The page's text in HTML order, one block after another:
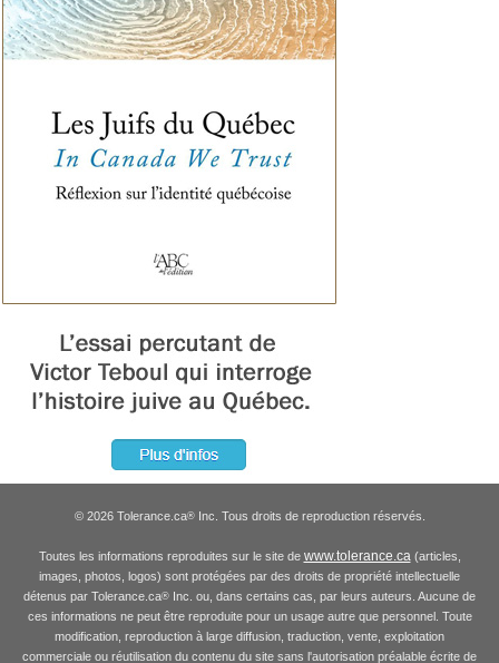
© 2026 Tolerance.ca®Inc. Tous droits de reproduction réservés.
Toutes les informations reproduites sur le site de www.tolerance.ca (articles,
images, photos, logos) sont protégées par des droits de propriété intellectuelle
détenus par Tolerance.ca® Inc. ou, dans certains cas, par leurs auteurs. Aucune de
ces informations ne peut être reproduite pour un usage autre que personnel. Toute
modification, reproduction à large diffusion, traduction, vente, exploitation
commerciale ou réutilisation du contenu du site sans l'autorisation préalable écrite de